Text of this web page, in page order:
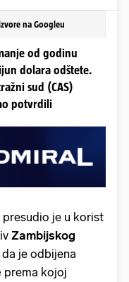
na Googleu
od godinu
dolara odštete.
sud (CAS)
potvrdili
presudio je u korist
Zambijskog
da je odbijena
prema kojoj